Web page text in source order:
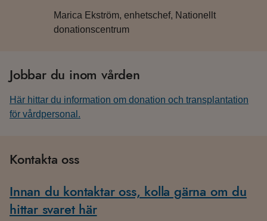
Marica Ekström, enhetschef, Nationellt
donationscentrum
Jobbar du inom vården
Här hittar du information om donation och transplantation
för vårdpersonal.
Kontakta oss
Innan du kontaktar oss, kolla gärna om du
hittar svaret här